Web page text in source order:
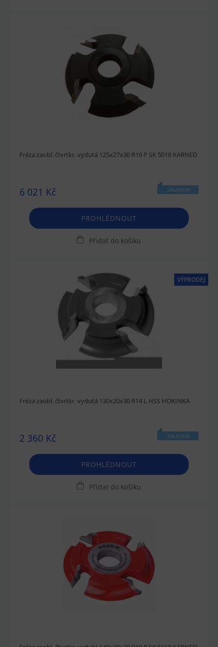
Fréza zaobl. čtvrtkr. vydutá 125x27x30 R16 P SK 5018 KARNED
6 021 Kč SKLADEM
PROHLÉDNOUT
Přidat do košíku
VÝPRODEJ
Fréza zaobl. čtvrtkr. vydutá 130x20x30 R14 L HSS HOKINKA
2 360 Kč SKLADEM
PROHLÉDNOUT
Přidat do košíku